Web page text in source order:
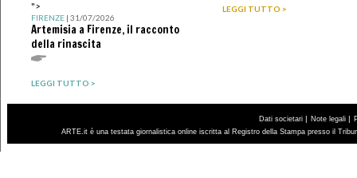
">
FIRENZE| 31/07/2026
Artemisia a Firenze, il racconto
della rinascita
LEGGI TUTTO >
LEGGI TUTTO >
Dati societari | Note legali |
ARTE.it è una testata giornalistica online iscritta al Registro della Stampa presso il